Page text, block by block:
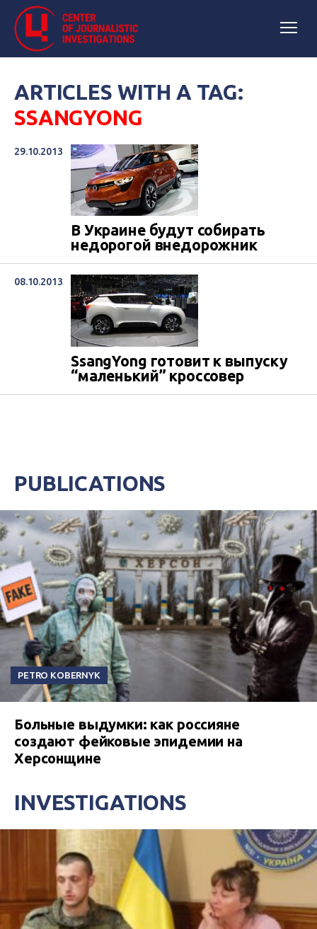
ARTICLES WITH A TAG:
SSANGYONG
29.10.2013
В Украине будут собирать
недорогой внедорожник
08.10.2013
SsangYong готовит к выпуску
“маленький” кроссовер
PUBLICATIONS
PETRO KOBERNYK
Больные выдумки: как россияне
создают фейковые эпидемии на
Херсонщине
INVESTIGATIONS